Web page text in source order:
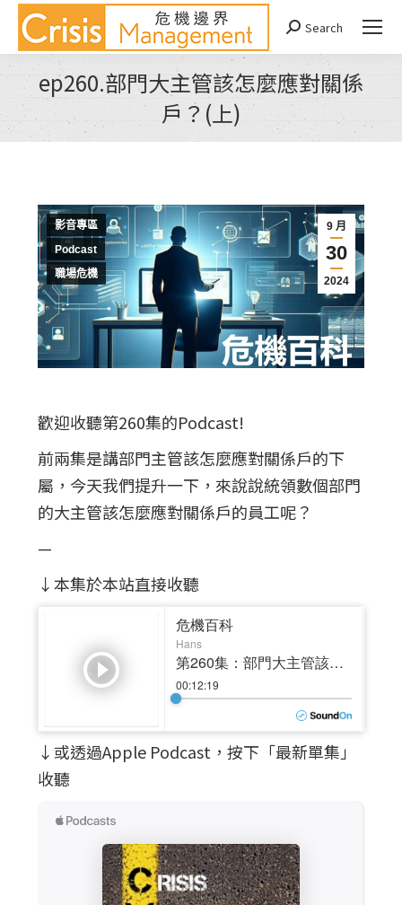
Search:
Search
ep260.部門大主管該怎麼應對關係
戶？(上)
You are here:
9 月
30
2024
影音專區
Podcast
職場危機
歡迎收聽第260集的Podcast!
前兩集是講部門主管該怎麼應對關係戶的下
屬，今天我們提升一下，來說說統領數個部門
的大主管該怎麼應對關係戶的員工呢？
—
↓本集於本站直接收聽
↓或透過Apple Podcast，按下「最新單集」
收聽